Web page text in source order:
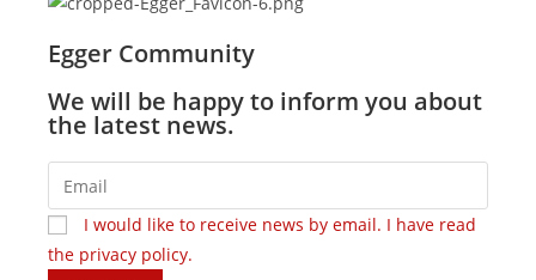
Egger Community
We will be happy to inform you about
the latest news.
I would like to receive news by email. I have read
the privacy policy.